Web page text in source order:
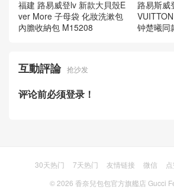
福建 路易威登lv 新款大貝殼E
ver More 子母袋 化妝洗漱包
內膽收納包 M15208
路易斯威
钟楚曦同
互動評論 抢沙发
评论前必须登录！
30天热门 7天热门 友情链接 微信
© 2026 香奈兒包包官方旗艦店 Gucci